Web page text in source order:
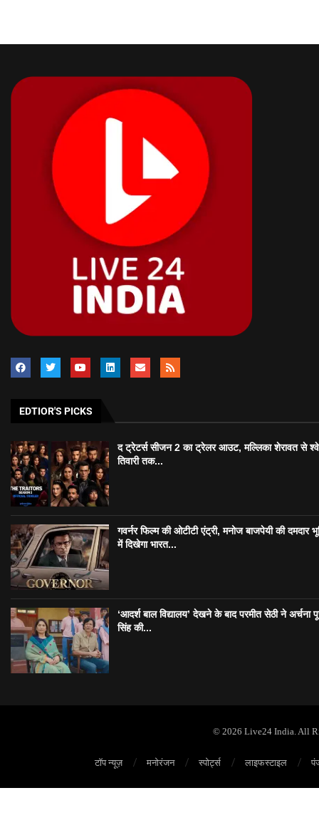
EDTIOR'S PICKS
द ट्रेटर्स सीजन 2 का ट्रेलर आउट, मल्लिका शेरावत से
तिवारी तक...
गवर्नर फिल्म की ओटीटी एंट्री, मनोज बाजपेयी की दमदार
में दिखेगा भारत...
‘आदर्श बाल विद्यालय’ देखने के बाद परमीत सेठी ने अर्चना
सिंह की...
© 2026 Live24 India. All
टॉप न्यूज़ मनोरंजन स्पोर्ट्स लाइफस्टाइल